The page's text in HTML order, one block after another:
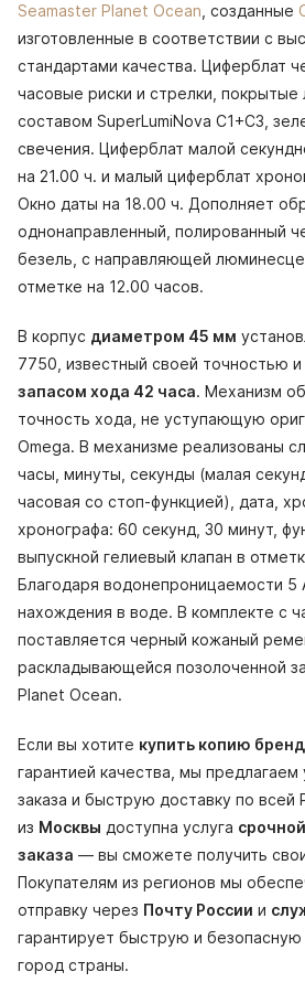
Seamaster Planet Ocean , созданные
изготовленные в соответствии с
стандартами качества. Циферблат
часовые риски и стрелки,
составом SuperLumiNova С1+С3,
свечения. Циферблат малой
на 21.00 ч. и малый циферблат
Окно даты на 18.00 ч. Дополняет
однонаправленный, полированный
безель, с направляющей
отметке на 12.00 часов.
В корпус диаметром 45 мм
7750, известный своей точностью
запасом хода 42 часа. Механизм
точность хода, не уступающую
Omega. В механизме реализованы
часы, минуты, секунды (малая
часовая со стоп-функцией), дата,
хронографа: 60 секунд, 30 минут,
выпускной гелиевый клапан в
Благодаря водонепроницаемости 5
нахождения в воде. В комплекте с
поставляется черный кожаный
раскладывающейся позолоченной
Planet Ocean.
Если вы хотите купить копию
гарантией качества, мы
заказа и быструю доставку по всей
из Москвы доступна услуга
заказа — вы сможете получить
Покупателям из регионов мы
отправку через Почту России и
гарантирует быструю и
город страны.